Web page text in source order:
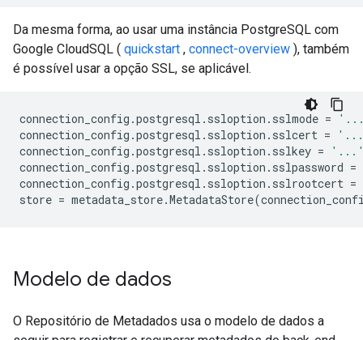
Da mesma forma, ao usar uma instância PostgreSQL com
Google CloudSQL ( quickstart , connect-overview ), também
é possível usar a opção SSL, se aplicável.
connection_config .postgresql . ssloption . sslmode =
connection_config .postgresql . ssloption . sslcert =
connection_config .postgresql . ssloption . sslkey =
connection_config .postgresql . ssloption . sslpassword =
connection_config .postgresql . ssloption . sslrootcert =
store = metadata_store.MetadataStore(
Modelo de dados
O Repositório de Metadados usa o modelo de dados a